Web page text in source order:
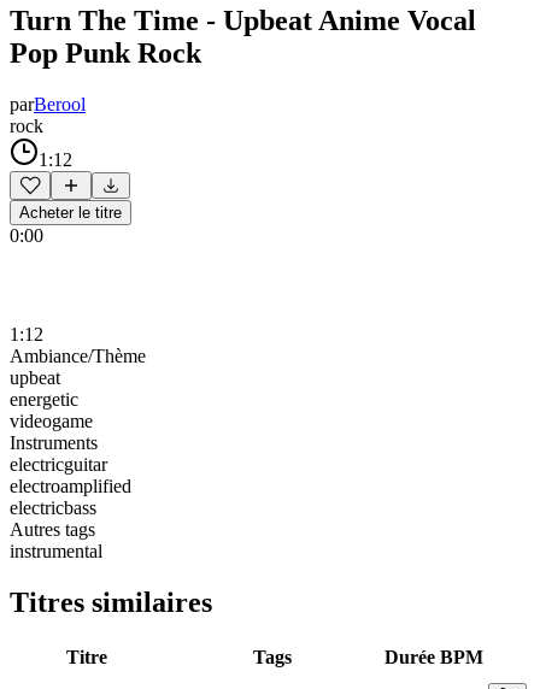
Turn The Time - Upbeat Anime Vocal
Pop Punk Rock
parBerool
rock
1:12
Acheter le titre
0:00
1:12
Ambiance/Thème
upbeat
energetic
videogame
Instruments
electricguitar
electroamplified
electricbass
Autres tags
instrumental
Titres similaires
Titre Tags Durée BPM